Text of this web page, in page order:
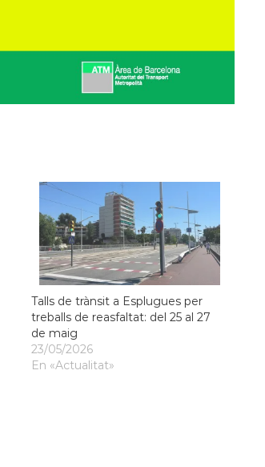
Talls de trànsit a Esplugues per
treballs de reasfaltat: del 25 al 27
de maig
23/05/2026
En «Actualitat»